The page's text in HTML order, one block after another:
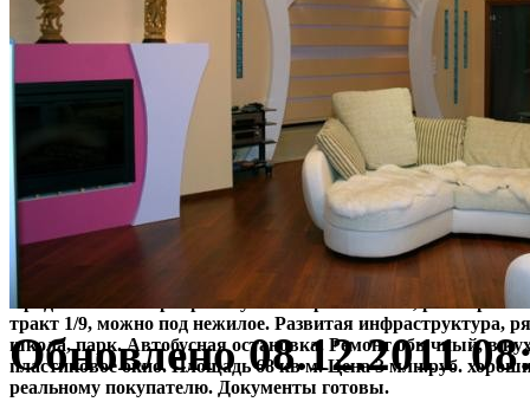
Продается 3 комн. Червишевсккий
этаж можно под нежилое!
Продается 3к квартира по ул. Ставропольская, р-н
тракт 1/9, можно под нежилое. Развитая инфраструктура,
школа, парк. Автобусная остановка. Ремонт обычный, в
пластиковое окно. Площадь 68 кв м. Цена 3 млн.руб.
реальному покупателю. Документы готовы.
Обновлено 08.12.2011